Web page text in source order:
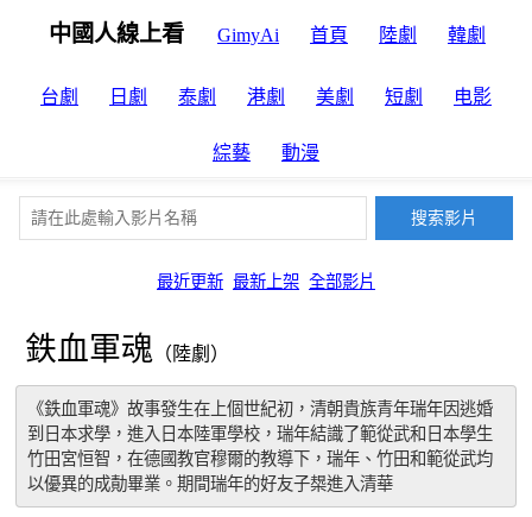
中國人線上看 GimyAi 首頁 陸劇 韓劇
台劇 日劇 泰劇 港劇 美劇 短劇 电影
綜藝 動漫
最近更新 最新上架 全部影片
鉄血軍魂 （陸劇）
《鉄血軍魂》故事發生在上個世紀初，清朝貴族青年瑞年因逃婚
到日本求學，進入日本陸軍學校，瑞年結識了範從武和日本學生
竹田宮恒智，在德國教官穆爾的教導下，瑞年、竹田和範從武均
以優異的成勣畢業。期間瑞年的好友子槼進入清華